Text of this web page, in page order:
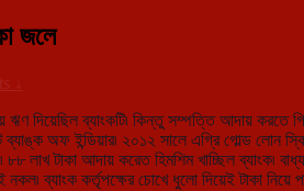
জলে
↓
ঋণ দিয়েছিল ব্যাংকটি৷ কিন্তু সম্পত্তি আদায় করতে
ব্যাঙ্ক অফ ইন্ডিয়ার৷ ২০১২ সালে এগ্রি গোল্ড
৮৮ লাখ টাকা আদায় করেত হিমশিম খাচ্ছিল ব্যাংক৷
ব্যাংক কর্তৃপক্ষের চোখে ধুলো দিয়েই টাকা নিয়ে